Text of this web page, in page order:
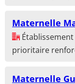
Maternelle
prioritaire
Maternelle